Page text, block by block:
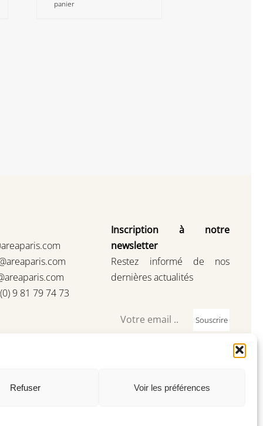
Refuser Voir les préférences
panier
9 81 79 74 73
Inscription à notre
newsletter
Restez informé de nos
dernières actualités
Souscrire